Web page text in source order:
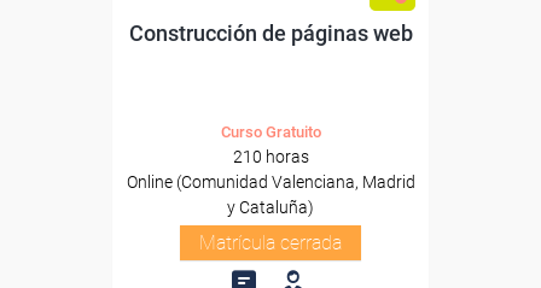
Construcción de páginas web
Curso Gratuito
210 horas
Online (Comunidad Valenciana, Madrid
y Cataluña)
Matrícula cerrada